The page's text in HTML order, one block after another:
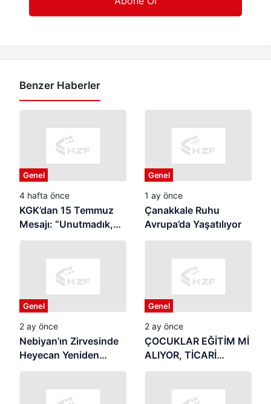
Benzer Haberler
Genel
4 hafta önce
KGK’dan 15 Temmuz
Mesajı: “Unutmadık,
Unutturmayacağız”
Genel
1 ay önce
Çanakkale Ruhu
Avrupa’da Yaşatılıyor
Genel
2 ay önce
Nebiyan’ın Zirvesinde
Heyecan Yeniden
Başlıyor
Genel
2 ay önce
ÇOCUKLAR EĞİTİM Mİ
ALIYOR, TİCARİ
REKLAMIN
OLUYOR? Yaz Tatili